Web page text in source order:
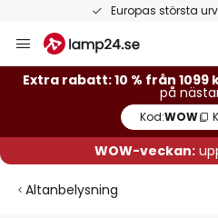
Europas största
Hoppa
till
innehållet
Extra rabatt: 10 % från 1099
på
Kod:WOW
WOW-veckan:
Altanbelysning